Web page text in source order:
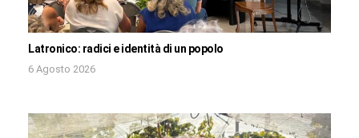
Latronico: radici e identità di un popolo
6 Agosto 2026